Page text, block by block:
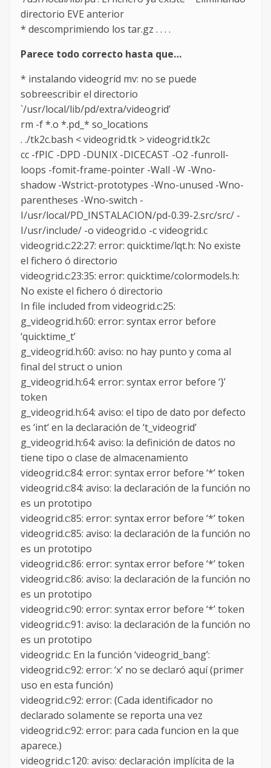
directorio EVE anterior
* descomprimiendo los tar.gz . . . .
Parece todo correcto hasta que…
* instalando videogrid mv: no se puede
sobreescribir el directorio
`/usr/local/lib/pd/extra/videogrid’
rm -f *.o *.pd_* so_locations
. ./tk2c.bash < videogrid.tk > videogrid.tk2c
cc -fPIC -DPD -DUNIX -DICECAST -O2 -funroll-
loops -fomit-frame-pointer -Wall -W -Wno-
shadow -Wstrict-prototypes -Wno-unused -Wno-
parentheses -Wno-switch -
I/usr/local/PD_INSTALACION/pd-0.39-2.src/src/ -
I/usr/include/ -o videogrid.o -c videogrid.c
videogrid.c:22:27: error: quicktime/lqt.h: No existe
el fichero ó directorio
videogrid.c:23:35: error: quicktime/colormodels.h:
No existe el fichero ó directorio
In file included from videogrid.c:25:
g_videogrid.h:60: error: syntax error before
‘quicktime_t’
g_videogrid.h:60: aviso: no hay punto y coma al
final del struct o union
g_videogrid.h:64: error: syntax error before ‘}’
token
g_videogrid.h:64: aviso: el tipo de dato por defecto
es ‘int’ en la declaración de ‘t_videogrid’
g_videogrid.h:64: aviso: la definición de datos no
tiene tipo o clase de almacenamiento
videogrid.c:84: error: syntax error before ‘*’ token
videogrid.c:84: aviso: la declaración de la función no
es un prototipo
videogrid.c:85: error: syntax error before ‘*’ token
videogrid.c:85: aviso: la declaración de la función no
es un prototipo
videogrid.c:86: error: syntax error before ‘*’ token
videogrid.c:86: aviso: la declaración de la función no
es un prototipo
videogrid.c:90: error: syntax error before ‘*’ token
videogrid.c:91: aviso: la declaración de la función no
es un prototipo
videogrid.c: En la función ‘videogrid_bang’:
videogrid.c:92: error: ‘x’ no se declaró aquí (primer
uso en esta función)
videogrid.c:92: error: (Cada identificador no
declarado solamente se reporta una vez
videogrid.c:92: error: para cada funcion en la que
aparece.)
videogrid.c:120: aviso: declaración implícita de la